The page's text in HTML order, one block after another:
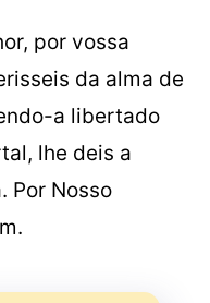
por vossa
da alma de
a libertado
lhe deis a
Por Nosso